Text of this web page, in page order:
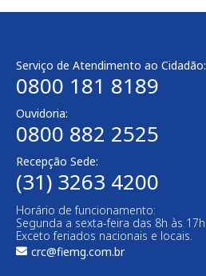
Serviço de Atendimento ao Cidadão:
0800 181 8189
Ouvidoria:
0800 882 2525
Recepção Sede:
(31) 3263 4200
Horário de funcionamento:
Segunda a sexta-feira das 8h às 17h
Exceto feriados nacionais e locais.
crc@fiemg.com.br